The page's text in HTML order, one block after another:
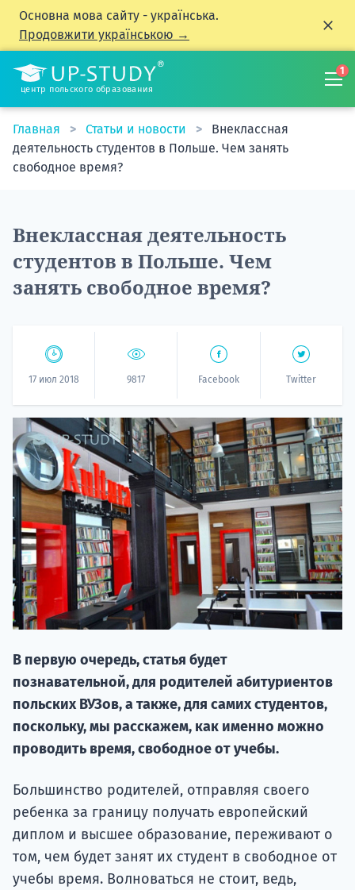
Основна мова сайту - українська.
Продовжити українською →
центр польского образования
1
Главная Статьи и новости
Внеклассная
деятельность студентов в Польше. Чем занять
свободное время?
Внеклассная деятельность
студентов в Польше. Чем
занять свободное время?
17 июл 2018 9817 Facebook Twitter
В первую очередь, статья будет
познавательной, для родителей абитуриентов
польских ВУЗов, а также, для самих студентов,
поскольку, мы расскажем, как именно можно
проводить время, свободное от учебы.
Большинство родителей, отправляя своего
ребенка за границу получать европейский
диплом и высшее образование, переживают о
том, чем будет занят их студент в свободное от
учебы время. Волноваться не стоит, ведь,
НАБОР